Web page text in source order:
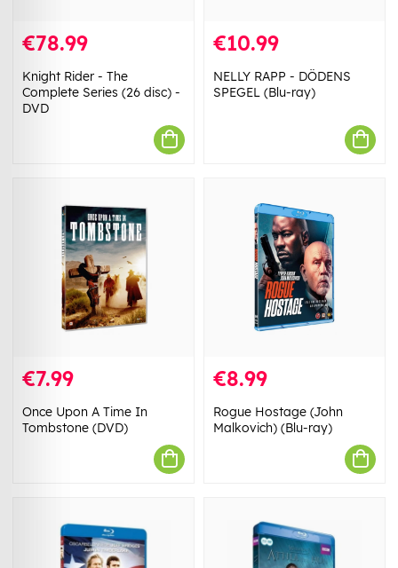
€78.99
Knight Rider - The
Complete Series (26 disc) -
DVD
€10.99
NELLY RAPP - DÖDENS
SPEGEL (Blu-ray)
€7.99
Once Upon A Time In
Tombstone (DVD)
€8.99
Rogue Hostage (John
Malkovich) (Blu-ray)